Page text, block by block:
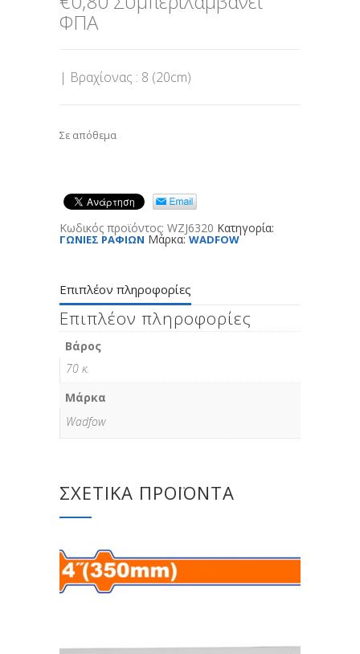
ΦΠΑ
| Βραχίονας : 8 (20cm)
Σε απόθεμα
Κωδικός προϊόντος: WZJ6320 Κατηγορία:
ΓΩΝΙΕΣ ΡΑΦΙΩΝ Μάρκα:WADFOW
Επιπλέον πληροφορίες
Επιπλέον πληροφορίες
Βάρος
70 κ.
Μάρκα
Wadfow
ΣΧΕΤΙΚΆ ΠΡΟΪΌΝΤΑ